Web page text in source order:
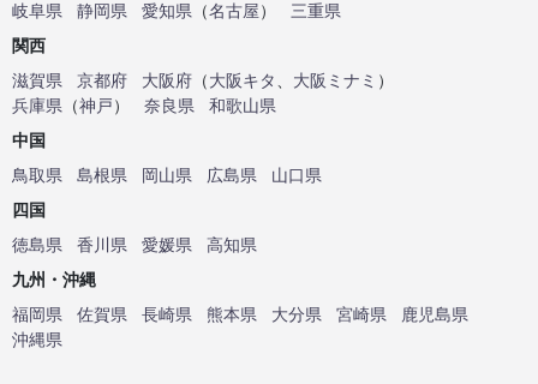
岐阜県
静岡県 愛知県 （名古屋）
三重県
関西
滋賀県
京都府 大阪府 （大阪キタ 大阪ミナミ ）
兵庫県 （神戸） 奈良県
和歌山県
中国
鳥取県
島根県 岡山県 広島県
山口県
四国
徳島県
香川県 愛媛県
高知県
九州・沖縄
福岡県
佐賀県 長崎県 熊本県 大分県 宮崎県
鹿児島県
沖縄県